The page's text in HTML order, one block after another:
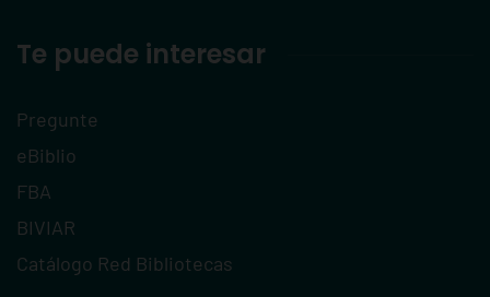
Te puede interesar
Pregunte
eBiblio
FBA
BIVIAR
Catálogo Red Bibliotecas